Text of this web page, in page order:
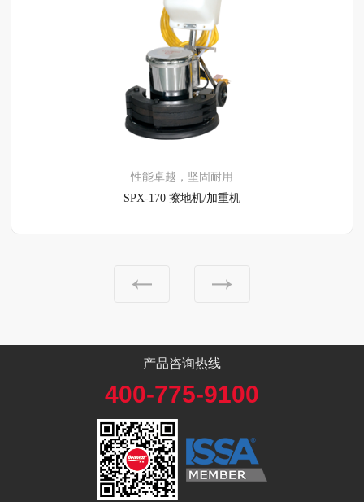
性能卓越，坚固耐用
SPX-170 擦地机/加重机
了解详情
产品咨询热线
400-775-9100